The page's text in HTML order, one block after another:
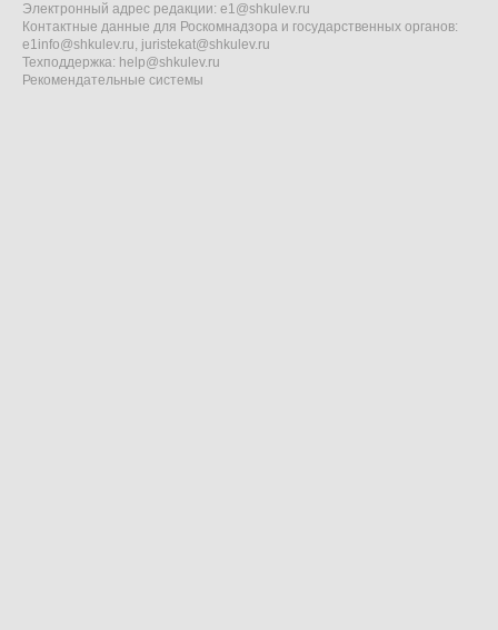
Электронный адрес редакции: e1@shkulev.ru
Контактные данные для Роскомнадзора и государственных органов:
e1info@shkulev.ru, juristekat@shkulev.ru
Техподдержка: help@shkulev.ru
Рекомендательные системы